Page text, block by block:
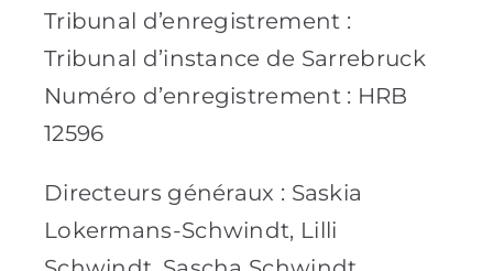
Tribunal d’enregistrement :
Tribunal d’instance de Sarrebruck
Numéro d’enregistrement : HRB
12596
Directeurs généraux : Saskia
Lokermans-Schwindt, Lilli